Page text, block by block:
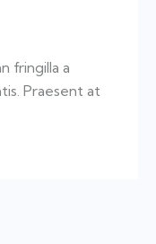
fringilla a
Praesent at